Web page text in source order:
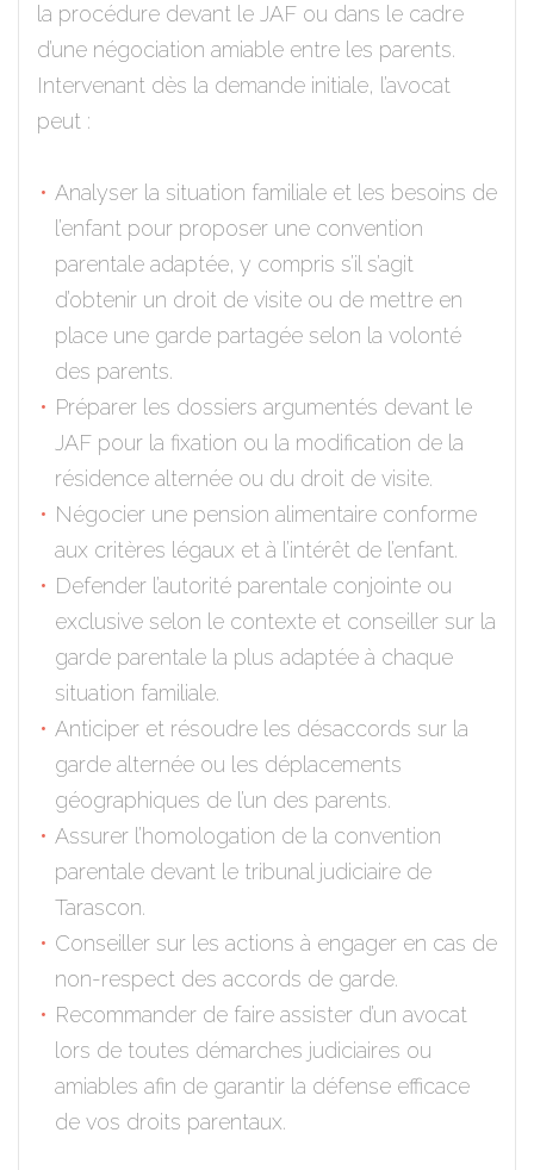
la procédure devant le JAF ou dans le cadre
d’une négociation amiable entre les parents.
Intervenant dès la demande initiale, l’avocat
peut :
Analyser la situation familiale et les besoins de
l’enfant pour proposer une convention
parentale adaptée, y compris s’il s’agit
d’obtenir un droit de visite ou de mettre en
place une garde partagée selon la volonté
des parents.
Préparer les dossiers argumentés devant le
JAF pour la fixation ou la modification de la
résidence alternée ou du droit de visite.
Négocier une pension alimentaire conforme
aux critères légaux et à l’intérêt de l’enfant.
Defender l’autorité parentale conjointe ou
exclusive selon le contexte et conseiller sur la
garde parentale la plus adaptée à chaque
situation familiale.
Anticiper et résoudre les désaccords sur la
garde alternée ou les déplacements
géographiques de l’un des parents.
Assurer l’homologation de la convention
parentale devant le tribunal judiciaire de
Tarascon.
Conseiller sur les actions à engager en cas de
non-respect des accords de garde.
Recommander de faire assister d’un avocat
lors de toutes démarches judiciaires ou
amiables afin de garantir la défense efficace
de vos droits parentaux.